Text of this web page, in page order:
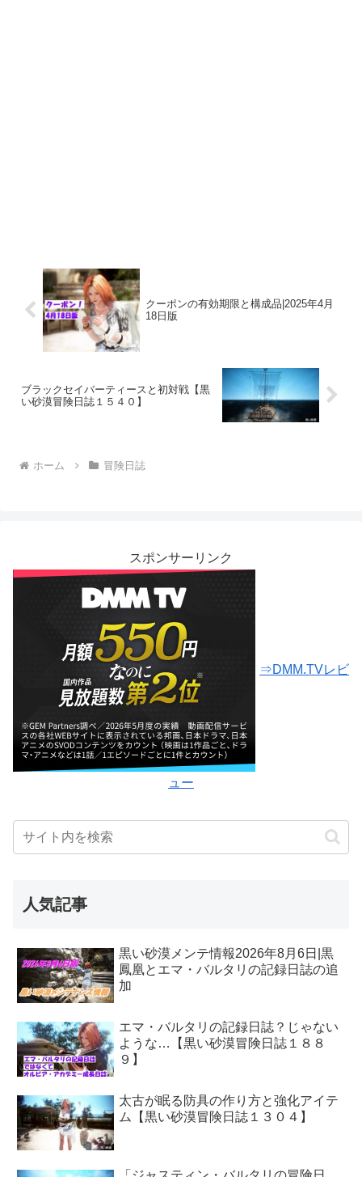
クーポンの有効期限と構成品|2025年4月
18日版
ブラックセイバーティースと初対戦【黒
い砂漠冒険日誌１５４０】
ホーム 冒険日誌
スポンサーリンク
⇒DMM.TVレビ
ュー
人気記事
黒い砂漠メンテ情報2026年8月6日|黒
鳳凰とエマ・バルタリの記録日誌の追
加
エマ・バルタリの記録日誌？じゃない
ような…【黒い砂漠冒険日誌１８８
９】
太古が眠る防具の作り方と強化アイテ
ム【黒い砂漠冒険日誌１３０４】